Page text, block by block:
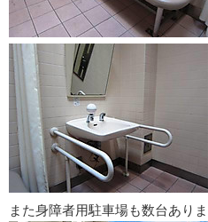
また身障者用駐車場も数台ありま